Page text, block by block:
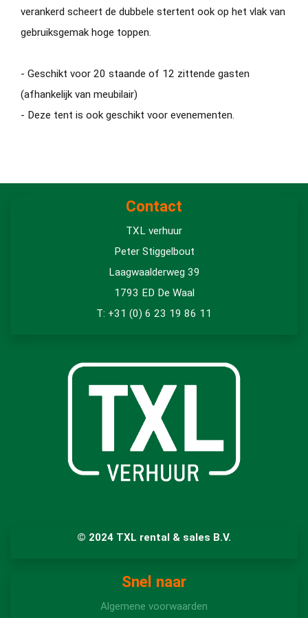
verankerd scheert de dubbele stertent ook op het vlak van
gebruiksgemak hoge toppen.
- Geschikt voor 20 staande of 12 zittende gasten
(afhankelijk van meubilair)
- Deze tent is ook geschikt voor evenementen.
Contact
TXL verhuur
Peter Stiggelbout
Laagwaalderweg 39
1793 ED De Waal
T: +31 (0) 6 23 19 86 11
© 2024 TXL rental & sales B.V.
Snel naar
Algemene voorwaarden